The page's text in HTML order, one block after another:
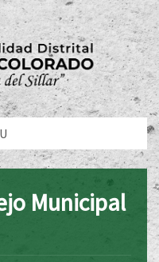
Municipal